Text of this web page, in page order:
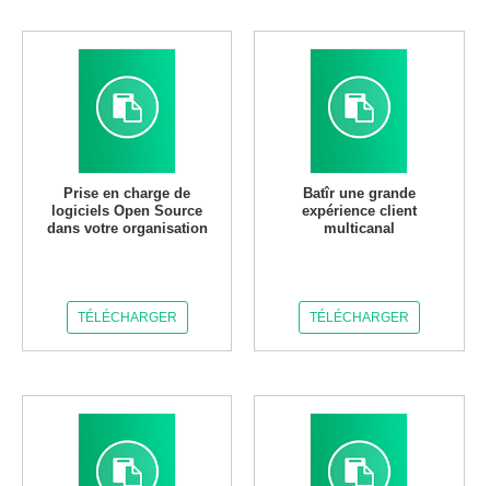
Prise en charge de
logiciels Open Source
dans votre organisation
TÉLÉCHARGER
Batîr une grande
expérience client
multicanal
TÉLÉCHARGER